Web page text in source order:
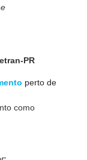
PR
perto de
como